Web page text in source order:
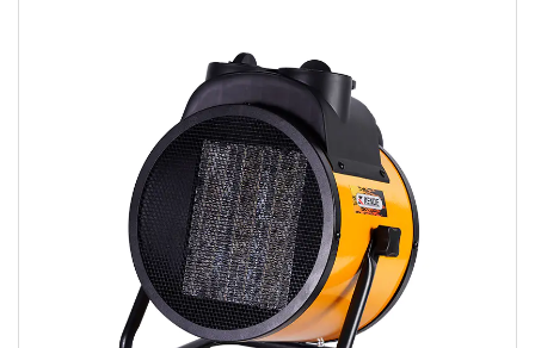
Paramètres:
EN SAVOIR PLUS